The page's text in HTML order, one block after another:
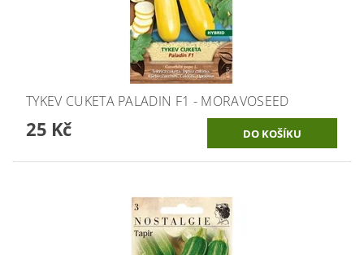
TYKEV CUKETA PALADIN F1 - MORAVOSEED
25 Kč